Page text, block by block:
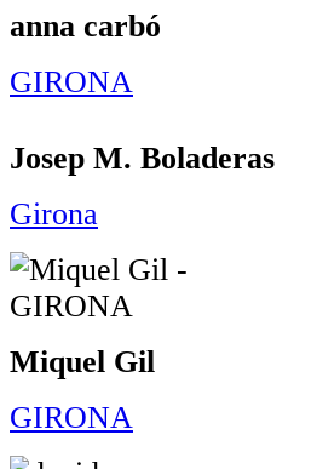
anna carbó
GIRONA
Josep M. Boladeras
Girona
Miquel Gil
GIRONA